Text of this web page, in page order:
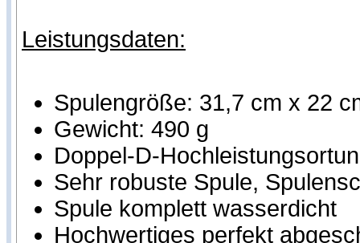
Leistungsdaten:
Spulengröße: 31,7 cm x 22
Gewicht: 490 g
Doppel-D-
Sehr robuste Spule,
Spule komplett wasserdicht
Hochwertiges perfekt